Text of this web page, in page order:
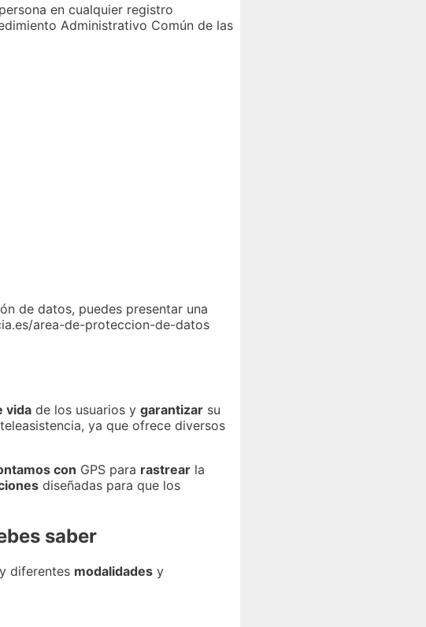
en cualquier registro
Administrativo Común de las
de datos, puedes presentar una
area-de-proteccion-de-datos
vida de los usuarios y garantizar su
ya que ofrece diversos
con GPS para rastrear la
diseñadas para que los
saber
diferentes modalidades y